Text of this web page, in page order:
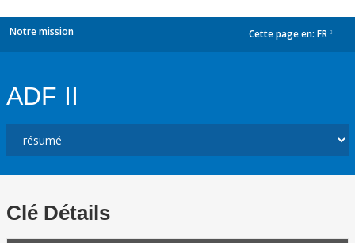
Notre mission Cette page en: FR
ADF II
Clé Détails